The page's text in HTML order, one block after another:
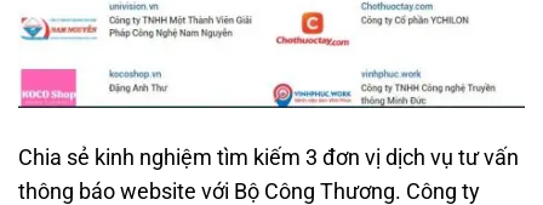
Chia sẻ kinh nghiệm tìm kiếm 3 đơn vị dịch vụ tư vấn
thông báo website với Bộ Công Thương. Công ty